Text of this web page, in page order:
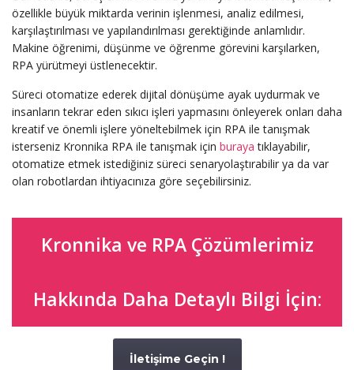
özellikle büyük miktarda verinin işlenmesi, analiz edilmesi,
karşılaştırılması ve yapılandırılması gerektiğinde anlamlıdır.
Makine öğrenimi, düşünme ve öğrenme görevini karşılarken,
RPA yürütmeyi üstlenecektir.
Süreci otomatize ederek dijital dönüşüme ayak uydurmak ve
insanların tekrar eden sıkıcı işleri yapmasını önleyerek onları daha
kreatif ve önemli işlere yöneltebilmek için RPA ile tanışmak
isterseniz Kronnika RPA ile tanışmak için buraya tıklayabilir,
otomatize etmek istediğiniz süreci senaryolaştırabilir ya da var
olan robotlardan ihtiyacınıza göre seçebilirsiniz.
Kronnika ve RPA Çözümlerimiz
Hakkında Daha Detaylı Bilgi İçin:
İletişime Geçin !